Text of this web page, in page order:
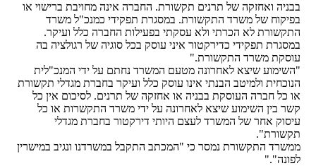
בבניה ואחזקה של תרנים תקשורת. החברה אינה מחויבת ברישוי או
בפיקוח של משרד התקשורת. במסגרת תפקידי כמנכ"ל משרד
התקשורת לא הכרתי ולא עסקתי בפעילות החברה כלל ועיקר.
במסגרת תפקידי כדירקטור איני עוסק בכל סוגיה של רגולציה בה
עוסקת משרד התקשורת."
"השימוע שיצא לאחרונה מטעם המשרד נחתם על ידי המנכ"לית
הנוכחית ולמיטב הבנתי אינו עוסק כלל ועיקר בחברת מגדלי תקשורת
או כל חברה העוסקת בבניה או אחזקה של תרנים. לסיכום אין כל
קשר בין השימוע שיצא לאחרונה על ידי משרד התקשרות או כל
עיסוק אחר של המשרד לעצם היותי דירקטור בחברת מגדלי
תקשורת".
ממשרד התקשורת נמסר כי "המכתב התקבל במשרדנו ונגיב במישרין
לפונה"."